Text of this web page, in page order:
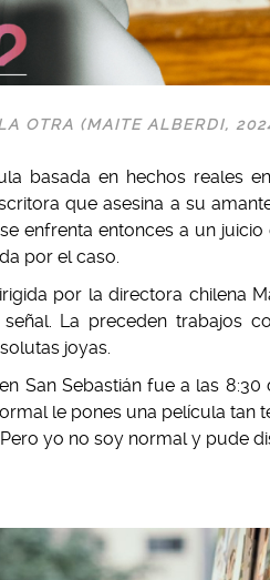
OTRA (MAITE ALBERDI,
basada en hechos reales
que asesina a su
enfrenta entonces a un
por el caso.
por la directora chilena
La preceden trabajos
joyas.
San Sebastián fue a las
le pones una película tan
yo no soy normal y pude